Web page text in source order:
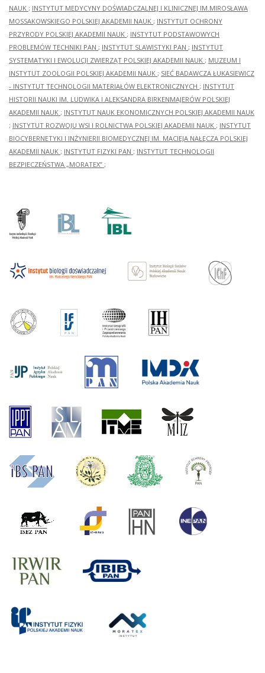
NAUK ; INSTYTUT MEDYCYNY DOŚWIADCZALNEJ I KLINICZNEJ IM.MIROSŁAWA
MOSSAKOWSKIEGO POLSKIEJ AKADEMII NAUK ; INSTYTUT OCHRONY
PRZYRODY POLSKIEJ AKADEMII NAUK ; INSTYTUT PODSTAWOWYCH
PROBLEMÓW TECHNIKI PAN ; INSTYTUT SLAWISTYKI PAN ; INSTYTUT
SYSTEMATYKI I EWOLUCJI ZWIERZĄT POLSKIEJ AKADEMII NAUK ; MUZEUM I
INSTYTUT ZOOLOGII POLSKIEJ AKADEMII NAUK ; SIEĆ BADAWCZA ŁUKASIEWICZ
- INSTYTUT TECHNOLOGII MATERIAŁÓW ELEKTRONICZNYCH ; INSTYTUT
HISTORII NAUKI IM. LUDWIKA I ALEKSANDRA BIRKENMAJERÓW POLSKIEJ
AKADEMII NAUK ; INSTYTUT NAUK EKONOMICZNYCH POLSKIEJ AKADEMII NAUK
; INSTYTUT ROZWOJU WSI I ROLNICTWA POLSKIEJ AKADEMII NAUK ; INSTYTUT
BIOCYBERNETYKI I INŻYNIERII BIOMEDYCZNEJ IM. MACIEJA NAŁĘCZA POLSKIEJ
AKADEMII NAUK ; INSTYTUT FIZYKI PAN ; INSTYTUT TECHNOLOGII
BEZPIECZEŃSTWA „MORATEX” ;